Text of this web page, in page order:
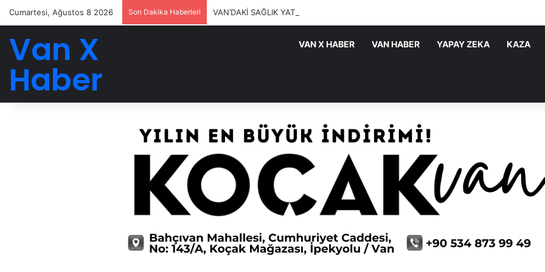
Cumartesi, Ağustos 8 2026 Son Dakika Haberleri VAN’DAKİ SAĞLIK YATIRIMLARI SÜRÜYOR
Van X
Haber
VAN X HABER VAN HABER YAPAY ZEKA KAZA